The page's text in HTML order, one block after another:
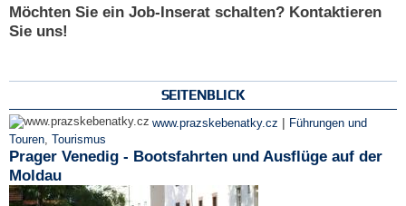
Möchten Sie ein Job-Inserat schalten? Kontaktieren
Sie uns!
SEITENBLICK
www.prazskebenatky.cz | Führungen und
Touren Tourismus
Prager Venedig - Bootsfahrten und Ausflüge auf der
Moldau